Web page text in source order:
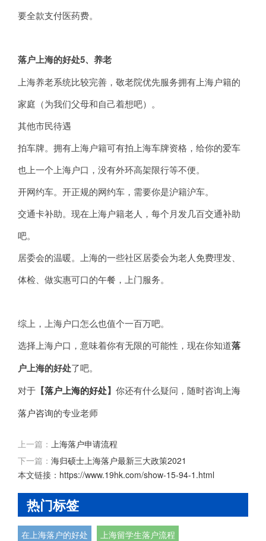
要全款支付医药费。
落户上海的好处5、养老
上海养老系统比较完善，敬老院优先服务拥有上海户籍的
家庭（为我们父母和自己着想吧）。
其他市民待遇
拍车牌。拥有上海户籍可有拍上海车牌资格，给你的爱车
也上一个上海户口，没有外环高架限行等不便。
开网约车。开正规的网约车，需要你是沪籍沪车。
交通卡补助。现在上海户籍老人，每个月发几百交通补助
吧。
居委会的温暖。上海的一些社区居委会为老人免费理发、
体检、做实惠可口的午餐，上门服务。
综上，上海户口怎么也值个一百万吧。
选择上海户口，意味着你有无限的可能性，现在你知道落
户上海的好处了吧。
对于 【落户上海的好处】 你还有什么疑问，随时咨询 上海
落户咨询的专业老师
上一篇： 上海落户申请流程
下一篇： 海归硕士上海落户最新三大政策2021
本文链接： https://www.19hk.com/show-15-94-1.html
热门标签
在上海落户的好处
上海留学生落户流程